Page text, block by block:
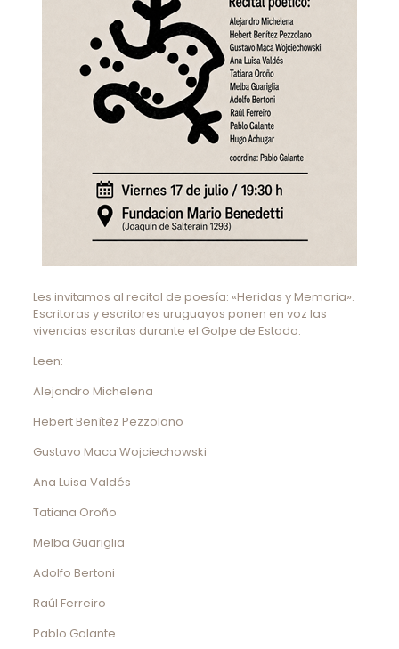
Les invitamos al recital de poesía: «Heridas y Memoria».
Escritoras y escritores uruguayos ponen en voz las
vivencias escritas durante el Golpe de Estado.
Leen:
Alejandro Michelena
Hebert Benítez Pezzolano
Gustavo Maca Wojciechowski
Ana Luisa Valdés
Tatiana Oroño
Melba Guariglia
Adolfo Bertoni
Raúl Ferreiro
Pablo Galante